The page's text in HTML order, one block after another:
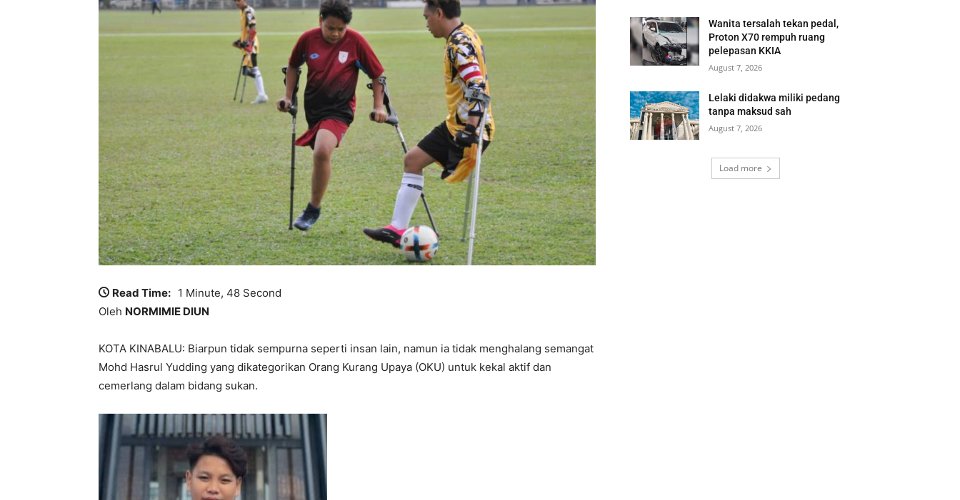
Read Time: 1 Minute, 48 Second
Oleh NORMIMIE DIUN
KOTA KINABALU: Biarpun tidak sempurna seperti insan lain, namun ia tidak menghalang semangat
Mohd Hasrul Yudding yang dikategorikan Orang Kurang Upaya (OKU) untuk kekal aktif dan
cemerlang dalam bidang sukan.
Wanita tersalah tekan pedal,
Proton X70 rempuh ruang
pelepasan KKIA
August 7, 2026
Lelaki didakwa miliki pedang
tanpa maksud sah
August 7, 2026
Load more